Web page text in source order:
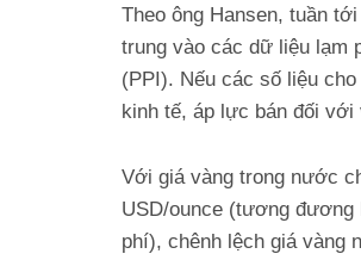
Theo ông Hansen, tuần
trung vào các dữ liệu lạm
(PPI). Nếu các số liệu
kinh tế, áp lực bán đối với
Với giá vàng trong nước
USD/ounce (tương đương
phí), chênh lệch giá vàng